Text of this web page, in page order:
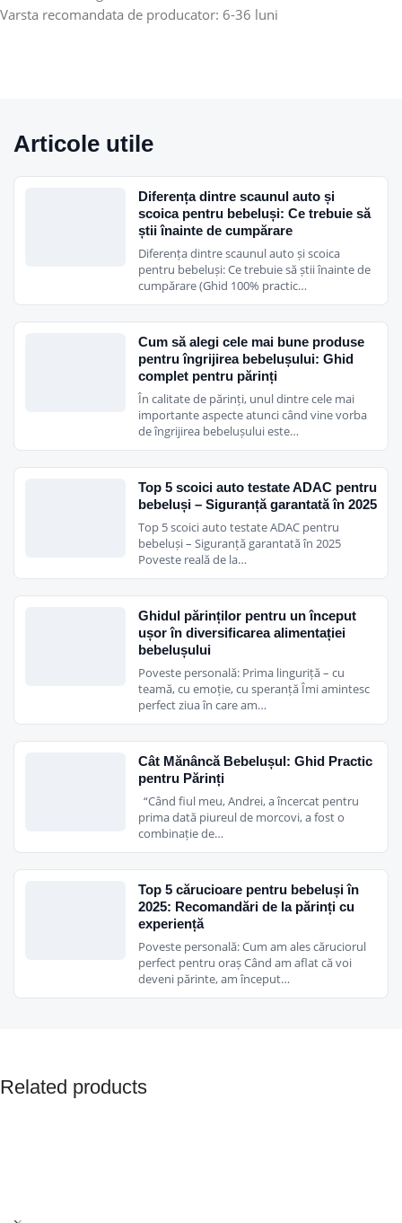
Varsta recomandata de producator: 6-36 luni
Articole utile
Diferența dintre scaunul auto și
scoica pentru bebeluși: Ce trebuie să
știi înainte de cumpărare
Diferența dintre scaunul auto și scoica
pentru bebeluși: Ce trebuie să știi înainte de
cumpărare (Ghid 100% practic…
Cum să alegi cele mai bune produse
pentru îngrijirea bebelușului: Ghid
complet pentru părinți
În calitate de părinți, unul dintre cele mai
importante aspecte atunci când vine vorba
de îngrijirea bebelușului este…
Top 5 scoici auto testate ADAC pentru
bebeluși – Siguranță garantată în 2025
Top 5 scoici auto testate ADAC pentru
bebeluși – Siguranță garantată în 2025
Poveste reală de la…
Ghidul părinților pentru un început
ușor în diversificarea alimentației
bebelușului
Poveste personală: Prima linguriță – cu
teamă, cu emoție, cu speranță Îmi amintesc
perfect ziua în care am…
Cât Mănâncă Bebelușul: Ghid Practic
pentru Părinți
“Când fiul meu, Andrei, a încercat pentru
prima dată piureul de morcovi, a fost o
combinație de…
Top 5 cărucioare pentru bebeluși în
2025: Recomandări de la părinți cu
experiență
Poveste personală: Cum am ales căruciorul
perfect pentru oraș Când am aflat că voi
deveni părinte, am început…
Related products